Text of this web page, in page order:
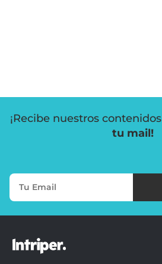
¡Recibe nuestros contenidos
tu mail!